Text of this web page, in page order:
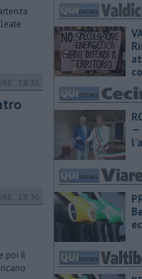
18:35
19:36
poi il
—